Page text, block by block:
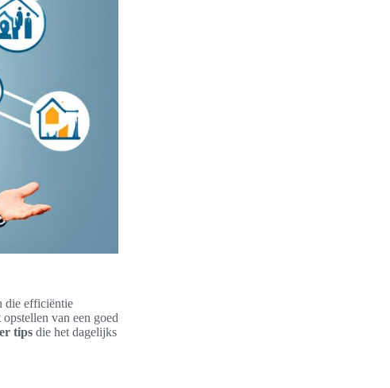
die efficiëntie
van een goed
tips die het dagelijks